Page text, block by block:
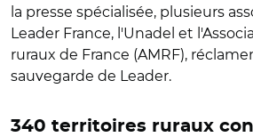
la presse spécialisée, plusieurs
Leader France, l'Unadel et
ruraux de France (AMRF),
sauvegarde de Leader.
340 territoires ruraux